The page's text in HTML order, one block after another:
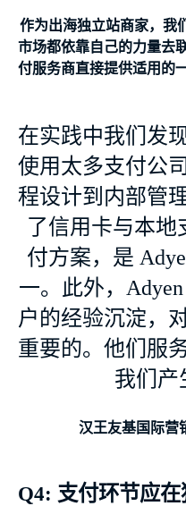
作为出海独立站商家，我
市场都依靠自己的力量去
付服务商直接提供适用的
在实践中我们发
使用太多支付公
程设计到内部管
了信用卡与本地
付方案，是
一。此外，
户的经验沉淀，
重要的。他们服
我们产
汉王友基国际营
Q4: 支付环节应